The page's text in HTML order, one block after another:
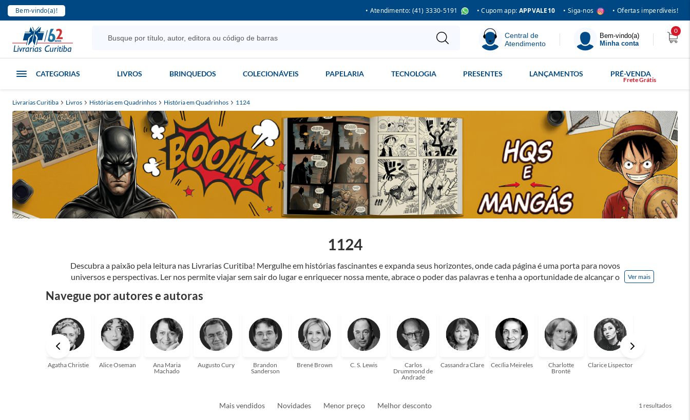
Bem-vindo(a)! • Atendimento: (41) 3330-5191 • Cupom app: APPVALE10 • Siga-nos • Ofertas imperdíveis!
Central de
Atendimento
Bem-vindo(a)
Minha conta
0
CATEGORIAS LIVROS BRINQUEDOS COLECIONÁVEIS PAPELARIA TECNOLOGIA PRESENTES LANÇAMENTOS PRÉ-VENDA
Livrarias Curitiba Livros Histórias em Quadrinhos História em Quadrinhos 1124
Descubra a paixão pela leitura nas Livrarias Curitiba! Mergulhe em histórias fascinantes e expanda seus horizontes, onde cada página é uma porta para novos
universos e perspectivas. Ler nos permite viajar sem sair do lugar e enriquecer nossa mente, abrace o poder das palavras e tenha a oportunidade de alcançar o
aqui para ajudar a transformar a sua! Tenha certeza, temos o livro perfeito para você!
Ver mais
1124
Navegue por autores e autoras
Agatha Christie Alice Oseman
Ana Maria
Machado
Augusto Cury
Brandon
Sanderson
Brené Brown C. S. Lewis
Carlos
Drummond de
Andrade
Cassandra Clare Cecília Meireles
Charlotte
Brontë
Clarice Lispector
Mais vendidos Novidades Menor preço Melhor desconto 1